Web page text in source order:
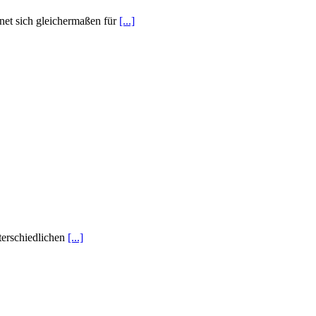
sich gleichermaßen für [...]
[...]